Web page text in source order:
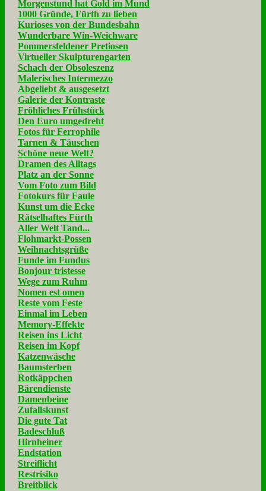
Morgenstund hat Gold im Mund
1000 Gründe, Fürth zu lieben
Kurioses von der Bundesbahn
Wunderbare Win-Weichware
Pommersfeldener Pretiosen
Virtueller Skulpturengarten
Schach der Obsoleszenz
Malerisches Intermezzo
Abgeliebt & ausgesetzt
Galerie der Kontraste
Fröhliches Frühstück
Den Euro umgedreht
Fotos für Ferrophile
Tarnen & Täuschen
Schöne neue Welt?
Dramen des Alltags
Platz an der Sonne
Vom Foto zum Bild
Fotokurs für Faule
Kunst um die Ecke
Rätselhaftes Fürth
Aller Welt Tand...
Flohmarkt-Possen
Weihnachtsgrüße
Funde im Fundus
Bonjour tristesse
Wege zum Ruhm
Nomen est omen
Reste vom Feste
Einmal im Leben
Memory-Effekte
Reisen ins Licht
Reisen im Kopf
Katzenwäsche
Baumsterben
Rotkäppchen
Bärendienste
Damenbeine
Zufallskunst
Die gute Tat
Badeschluß
Hirnheiner
Endstation
Streiflicht
Restrisiko
Breitblick